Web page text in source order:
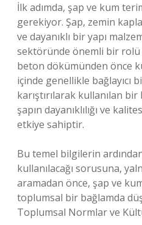
İlk adımda, şap ve kum
gerekiyor. Şap, zemin
ve dayanıklı bir yapı
sektöründe önemli bir rolü
beton dökümünden önce
içinde genellikle bağlayıcı
karıştırılarak kullanılan
şapın dayanıklılığı ve
etkiye sahiptir.
Bu temel bilgilerin
kullanılacağı sorusuna,
aramadan önce, şap ve
toplumsal bir bağlamda
Toplumsal Normlar ve